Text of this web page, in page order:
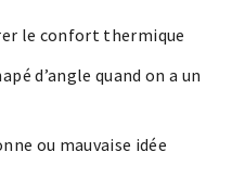
le confort thermique
d’angle quand on a un
ou mauvaise idée